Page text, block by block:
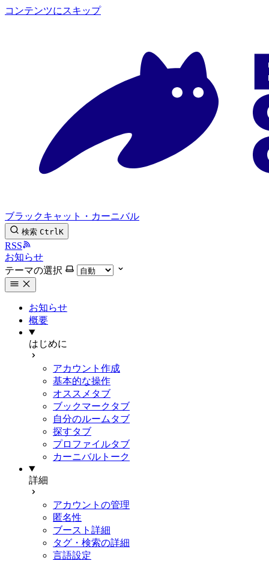
コンテンツにスキップ
ブラックキャット・カーニバル
検索 CtrlK
RSS
お知らせ
テーマの選択
お知らせ
概要
はじめに
アカウント作成
基本的な操作
オススメタブ
ブックマークタブ
自分のルームタブ
探すタブ
プロファイルタブ
カーニバルトーク
詳細
アカウントの管理
匿名性
ブースト詳細
タグ・検索の詳細
言語設定